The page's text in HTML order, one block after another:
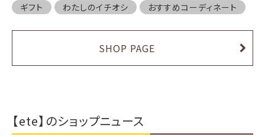
ギフト わたしのイチオシ おすすめコーディネート
SHOP PAGE
【ete】のショップニュース